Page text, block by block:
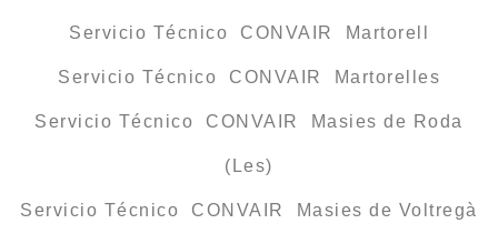
Servicio Técnico CONVAIR Martorell
Servicio Técnico CONVAIR Martorelles
Servicio Técnico CONVAIR Masies de Roda
(Les)
Servicio Técnico CONVAIR Masies de Voltregà